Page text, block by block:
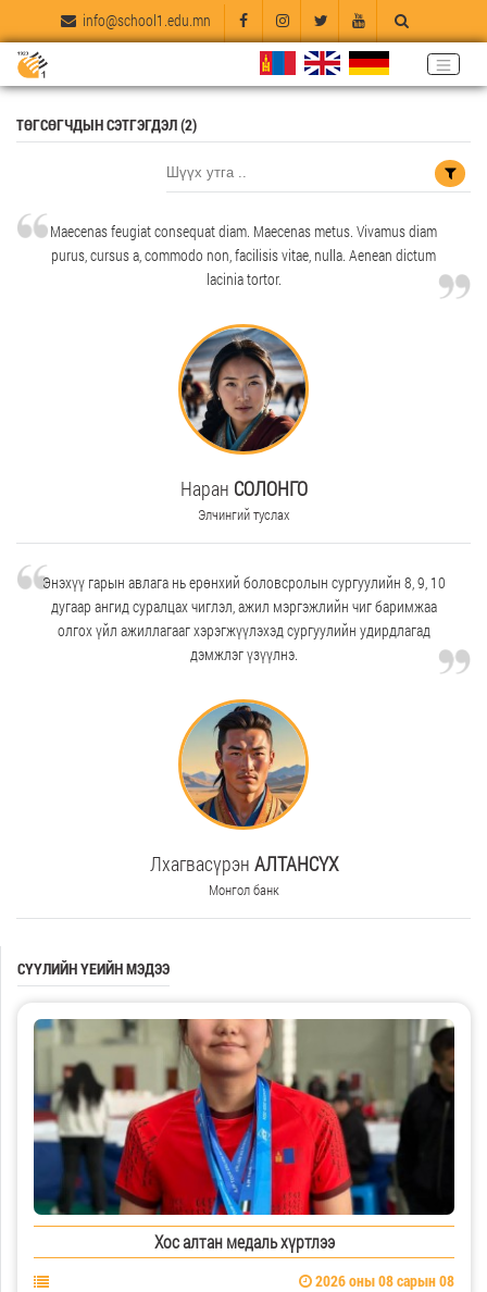
info@school1.edu.mn
ТӨГСӨГЧДЫН СЭТГЭГДЭЛ (2)
Maecenas feugiat consequat diam. Maecenas metus. Vivamus diam
purus, cursus a, commodo non, facilisis vitae, nulla. Aenean dictum
lacinia tortor.
Наран СОЛОНГО
Элчингий туслах
Энэхүү гарын авлага нь ерөнхий боловсролын сургуулийн 8, 9, 10
дугаар ангид суралцах чиглэл, ажил мэргэжлийн чиг баримжаа
олгох үйл ажиллагааг хэрэгжүүлэхэд сургуулийн удирдлагад
дэмжлэг үзүүлнэ.
Лхагвасүрэн АЛТАНСҮХ
Монгол банк
СҮҮЛИЙН ҮЕИЙН МЭДЭЭ
Хос алтан медаль хүртлээ
2026 оны 08 сарын 08